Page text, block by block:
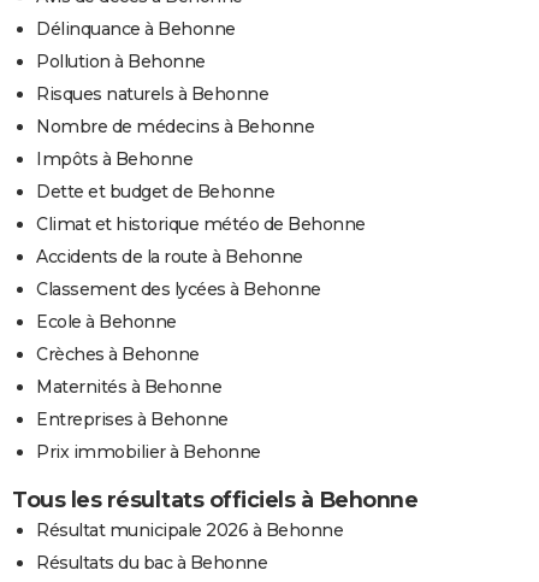
Délinquance à Behonne
Pollution à Behonne
Risques naturels à Behonne
Nombre de médecins à Behonne
Impôts à Behonne
Dette et budget de Behonne
Climat et historique météo de Behonne
Accidents de la route à Behonne
Classement des lycées à Behonne
Ecole à Behonne
Crèches à Behonne
Maternités à Behonne
Entreprises à Behonne
Prix immobilier à Behonne
Tous les résultats officiels à Behonne
Résultat municipale 2026 à Behonne
Résultats du bac à Behonne